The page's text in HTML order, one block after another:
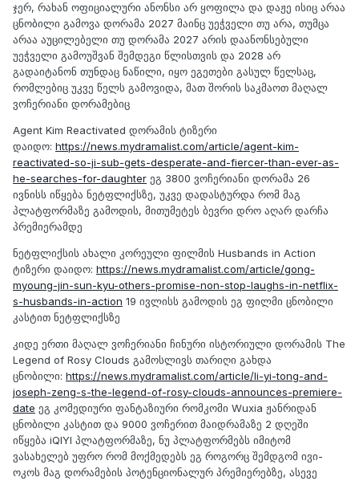
ჯერ, რახან ოფიციალური ანონსი არ ყოფილა და დაჟე ისიც არაა
ცნობილი გამოვა დორამა 2027 მაინც უეჭველი თუ არა, თუმცა
არაა აუცილებელი თუ დორამა 2027 არის დაანონსებული
უეჭველი გამოუშვან შემდეგი წლისთვის და 2028 არ
გადაიტანონ თუნდაც ნაწილი, იყო ეგეთები გასულ წელსაც,
რომლებიც უკვე წელს გამოვიდა, მათ შორის საკმაოთ მაღალ
ვოჩერიანი დორამებიც
Agent Kim Reactivated დორამის ტიზერი
დაიდო: https://news.mydramalist.com/article/agent-kim-
reactivated-so-ji-sub-gets-desperate-and-fiercer-than-ever-as-
he-searches-for-daughter ეგ 3800 ვოჩერიანი დორამა 26
ივნისს იწყება ნეტფლიქსზე, უკვე დადასტურდა რომ მაგ
პლატფორმაზე გამოდის, მითუმეტეს ბევრი დრო აღარ დარჩა
პრემიერამდე
ნეტფლიქსის ახალი კორეული ფილმის Husbands in Action
ტიზერი დაიდო: https://news.mydramalist.com/article/gong-
myoung-jin-sun-kyu-others-promise-non-stop-laughs-in-netflix-
s-husbands-in-action 19 ივლისს გამოდის ეგ ფილმი ცნობილი
კასტით ნეტფლიქსზე
კიდე ერთი მაღალ ვოჩერიანი ჩინური ისტორიული დორამის The
Legend of Rosy Clouds გამოსლივს თარიღი გახდა
ცნობილი: https://news.mydramalist.com/article/li-yi-tong-and-
joseph-zeng-s-the-legend-of-rosy-clouds-announces-premiere-
date ეგ კომედიური ფანტაზიური რომკომი Wuxia ჟანრიდან
ცნობილი კასტით და 9000 ვოჩერით მაიდრამაზე 2 დღეში
იწყება iQIYI პლატფორმაზე, ნუ პლატფორმებს იმიტომ
ვასახელებ უფრო რომ მოქმედებს ეგ როგორც შემდგომ ივი-
ოკოს მაგ დორამების პოტენციონალურ პრემიერებზე, ასევე